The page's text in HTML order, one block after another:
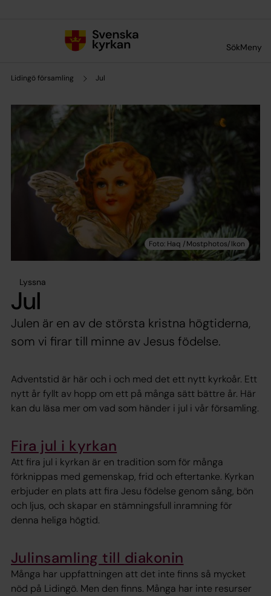
SökMeny
Lidingö församling Jul
Lyssna
Jul
Julen är en av de största kristna högtiderna,
som vi firar till minne av Jesus födelse.
Adventstid är här och i och med det ett nytt kyrkoår. Ett
nytt år fyllt av hopp om ett på många sätt bättre år. Här
kan du läsa mer om vad som händer i jul i vår församling.
Fira jul i kyrkan
Att fira jul i kyrkan är en tradition som för många
förknippas med gemenskap, frid och eftertanke. Kyrkan
erbjuder en plats att fira Jesu födelse genom sång, bön
och ljus, och skapar en stämningsfull inramning för
denna heliga högtid.
Julinsamling till diakonin
Många har uppfattningen att det inte finns så mycket
nöd på Lidingö. Men den finns. Många har inte resurser